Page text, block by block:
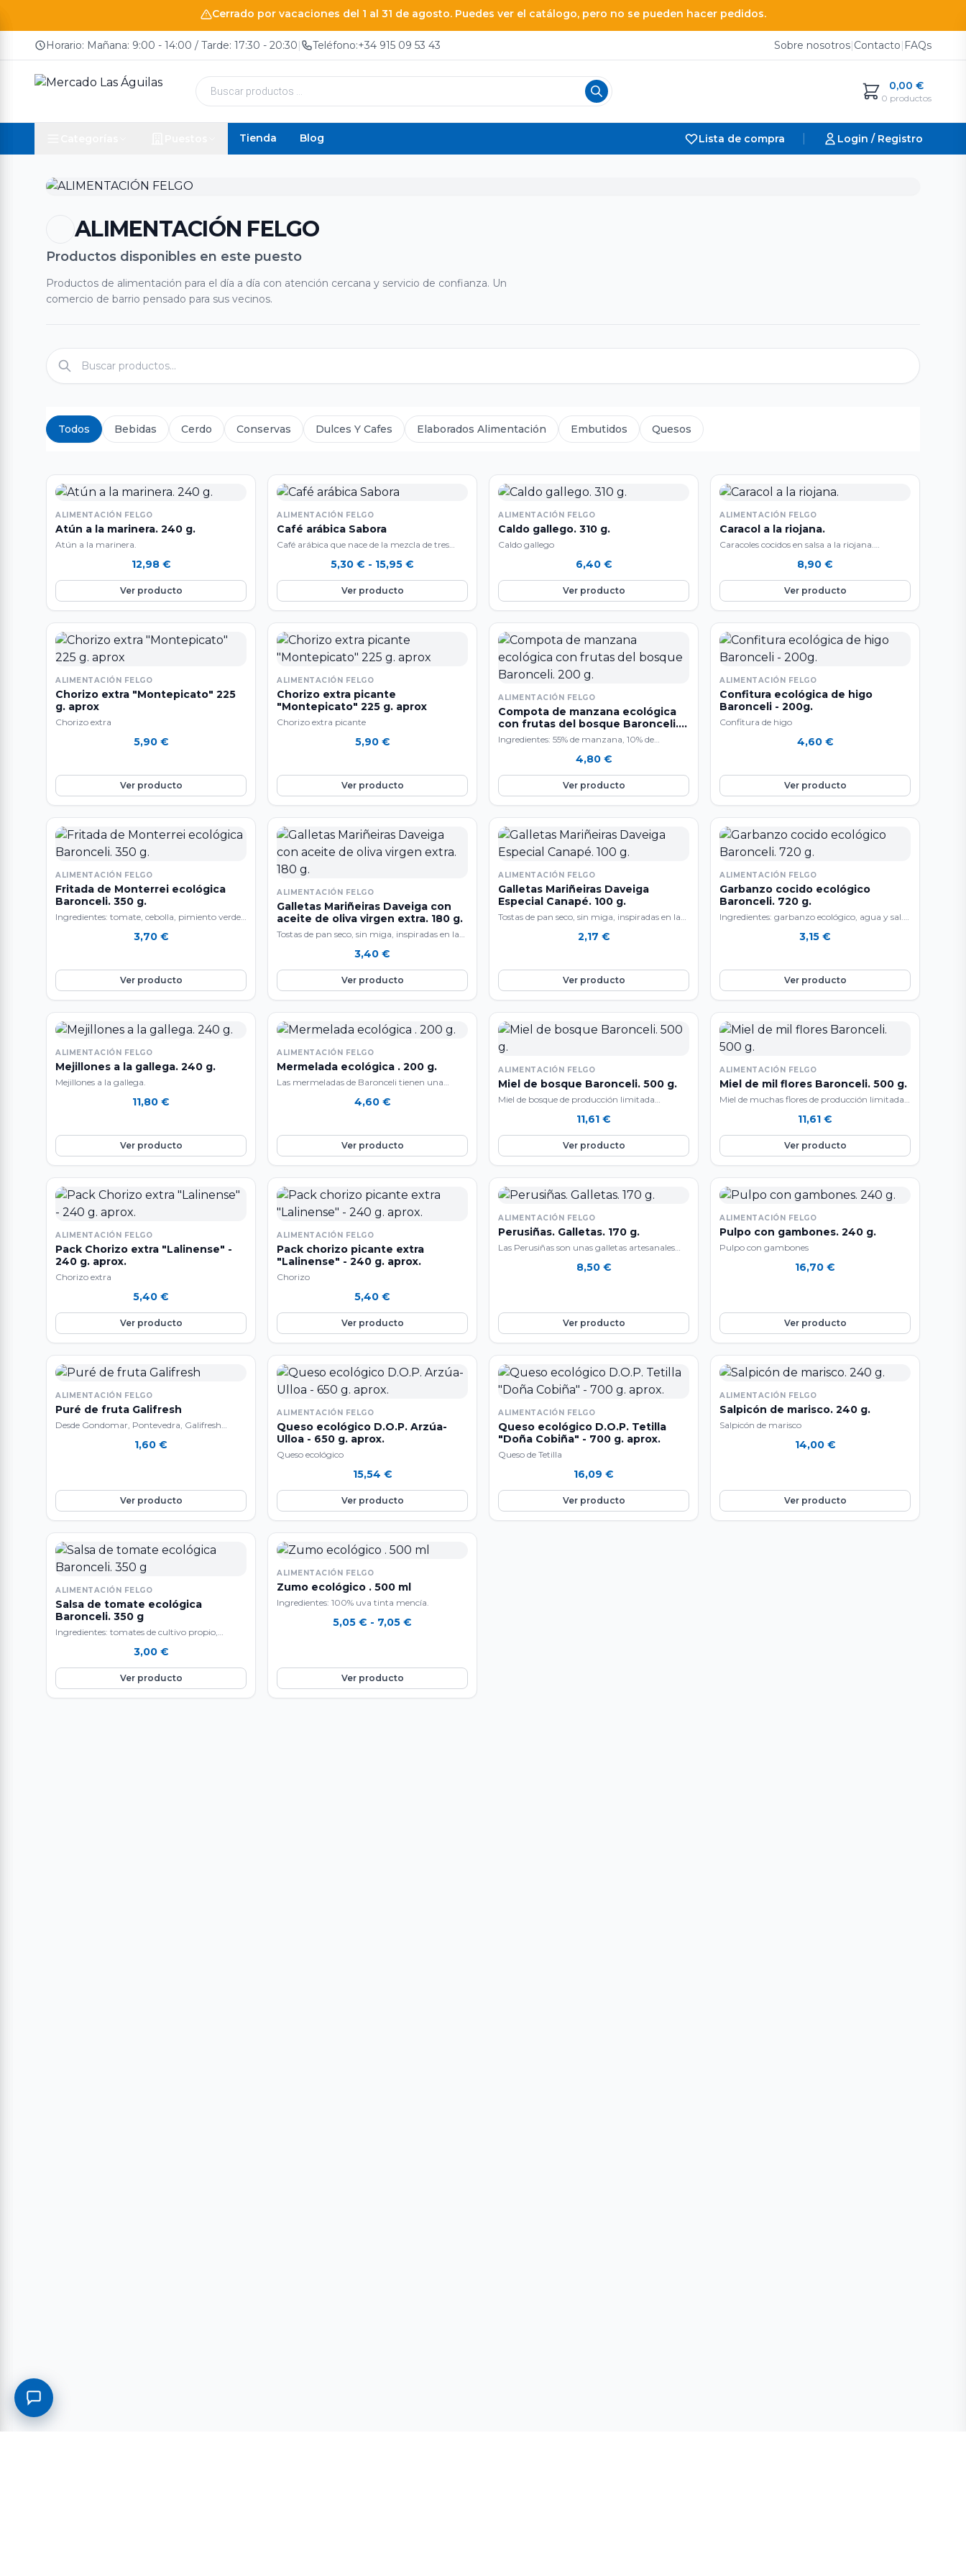
Cerrado por vacaciones del 1 al 31 de agosto. Puedes ver el catálogo, pero no se pueden hacer pedidos.
Horario: Mañana: 9:00 - 14:00 / Tarde: 17:30 - 20:30| Teléfono:+34 915 09 53 43 Sobre nosotros|Contacto| FAQs
Búsqueda
productos
0,00 €
0 productos
Tienda Blog Lista de compra Login / Registro
ALIMENTACIÓN FELGO
Productos disponibles en este puesto
Productos de alimentación para el día a día con atención cercana y servicio de confianza. Un
comercio de barrio pensado para sus vecinos.
Todos Bebidas Cerdo Conservas Dulces Y Cafes Elaborados Alimentación Embutidos Quesos
ALIMENTACIÓN FELGO
Atún a la marinera. 240 g.
Atún a la marinera.
12,98 €
Ver producto
ALIMENTACIÓN FELGO
Café arábica Sabora
Café arábica que nace de la mezcla de tres
5,30 € - 15,95 €
de
5,30 €
Ver producto
ALIMENTACIÓN FELGO
Caldo gallego. 310 g.
Caldo gallego
6,40 €
Ver producto
ALIMENTACIÓN FELGO
Caracol a la riojana.
Caracoles cocidos en salsa a la riojana.
8,90 €
Ver producto
ALIMENTACIÓN FELGO
Chorizo extra "Montepicato" 225
g. aprox
Chorizo extra
5,90 €
Ver producto
ALIMENTACIÓN FELGO
Chorizo extra picante
"Montepicato" 225 g. aprox
Chorizo extra picante
5,90 €
Ver producto
ALIMENTACIÓN FELGO
Compota de manzana ecológica
con frutas del bosque Baronceli.
200 g.
Ingredientes: 55% de manzana, 10% de
4,80 €
Ver producto
ALIMENTACIÓN FELGO
Confitura ecológica de higo
Baronceli - 200g.
Confitura de higo
4,60 €
Ver producto
ALIMENTACIÓN FELGO
Fritada de Monterrei ecológica
Baronceli. 350 g.
Ingredientes: tomate, cebolla, pimiento verde,
3,70 €
Ver producto
ALIMENTACIÓN FELGO
Galletas Mariñeiras Daveiga con
aceite de oliva virgen extra. 180 g.
Tostas de pan seco, sin miga, inspiradas en la
3,40 €
Ver producto
ALIMENTACIÓN FELGO
Galletas Mariñeiras Daveiga
Especial Canapé. 100 g.
Tostas de pan seco, sin miga, inspiradas en la
2,17 €
Ver producto
ALIMENTACIÓN FELGO
Garbanzo cocido ecológico
Baronceli. 720 g.
Ingredientes: garbanzo ecológico, agua y sal.
elaborar conservas de…
3,15 €
Ver producto
ALIMENTACIÓN FELGO
Mejillones a la gallega. 240 g.
Mejillones a la gallega.
11,80 €
Ver producto
ALIMENTACIÓN FELGO
Mermelada ecológica . 200 g.
Las mermeladas de Baronceli tienen una
"naturaleza envasada" por su elaboración
siguiendo una receta tradicional con frutas de
temporada procedentes de agricultura
ecológica. Se caracterizan por su elaboración a
alta concentración de fruta y por no usar
aditivos, conservantes ni colorantes artificiales.
Producto apto para veganos. Sin gluten.
4,60 €
Ver producto
ALIMENTACIÓN FELGO
Miel de bosque Baronceli. 500 g.
Miel de bosque de producción limitada
11,61 €
Ver producto
ALIMENTACIÓN FELGO
Miel de mil flores Baronceli. 500 g.
Miel de muchas flores de producción limitada
11,61 €
Ver producto
ALIMENTACIÓN FELGO
Pack Chorizo extra "Lalinense" -
240 g. aprox.
Chorizo extra
5,40 €
Ver producto
ALIMENTACIÓN FELGO
Pack chorizo picante extra
"Lalinense" - 240 g. aprox.
Chorizo
5,40 €
Ver producto
ALIMENTACIÓN FELGO
Perusiñas. Galletas. 170 g.
Las Perusiñas son unas galletas artesanales
sabores tradicionales y…
8,50 €
Ver producto
ALIMENTACIÓN FELGO
Pulpo con gambones. 240 g.
Pulpo con gambones
16,70 €
Ver producto
ALIMENTACIÓN FELGO
Puré de fruta Galifresh
Desde Gondomar, Pontevedra, Galifresh
frutas y verduras frescas de alta…
1,60 €
Ver producto
ALIMENTACIÓN FELGO
Queso ecológico D.O.P. Arzúa-
Ulloa - 650 g. aprox.
Queso ecológico
15,54 €
Ver producto
ALIMENTACIÓN FELGO
Queso ecológico D.O.P. Tetilla
"Doña Cobiña" - 700 g. aprox.
Queso de Tetilla
16,09 €
Ver producto
ALIMENTACIÓN FELGO
Salpicón de marisco. 240 g.
Salpicón de marisco
14,00 €
Ver producto
ALIMENTACIÓN FELGO
Salsa de tomate ecológica
Baronceli. 350 g
Ingredientes: tomates de cultivo propio,
3,00 €
Ver producto
ALIMENTACIÓN FELGO
Zumo ecológico . 500 ml
Ingredientes: 100% uva tinta mencía.
5,05 € - 7,05 €
hasta
Ver producto